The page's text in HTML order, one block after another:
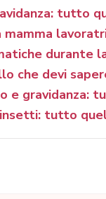
tutto
mamma
durante
che devi
e gravidanza:
tutto